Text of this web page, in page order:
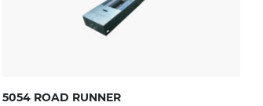
5054 ROAD RUNNER